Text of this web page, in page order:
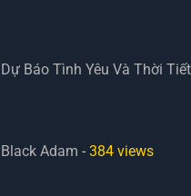
Dự Báo Tình Yêu Và Thời Tiết
Black Adam - 384 views